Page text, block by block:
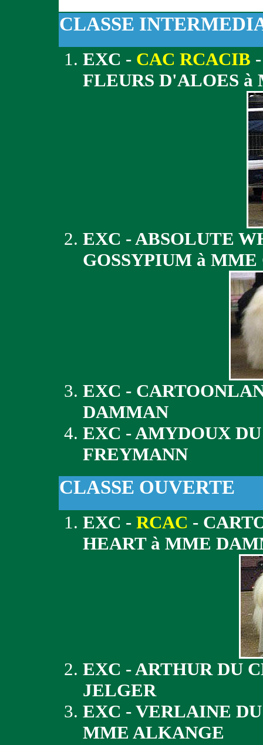
CLASSE
EXC - CAC RCACIB
FLEURS D'ALOES à
EXC - ABSOLUTE
GOSSYPIUM à MME
EXC -
DAMMAN
EXC - AMYDOUX
FREYMANN
CLASSE OUVERTE
EXC - RCAC -
HEART à MME
EXC - ARTHUR DU
JELGER
EXC - VERLAINE
MME ALKANGE